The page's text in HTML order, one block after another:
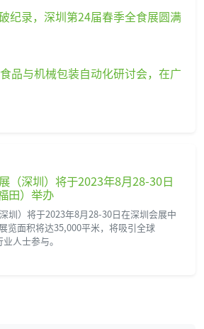
纪录，深圳第24届春季全食展圆满
品与机械包装自动化研讨会，在广
（深圳）将于2023年8月28-30日
田）举办
圳）将于2023年8月28-30日在深圳会展中
览面积将达35,000平米，将吸引全球
人士参与。